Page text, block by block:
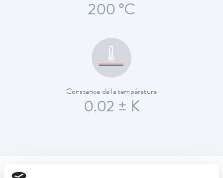
200 °C
Constance de la température
0.02 ± K